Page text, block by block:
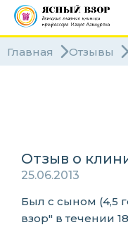
Главная Отзывы
Отзыв о
25.06.2013
Был с сыном (4,5
взор" в течении